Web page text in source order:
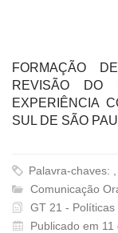
FORMAÇÃO
REVISÃO DO
EXPERIÊNCIA
SUL DE SÃO
Palavra-chaves: ,
Comunicação
GT 21 - Políticas
Publicado em